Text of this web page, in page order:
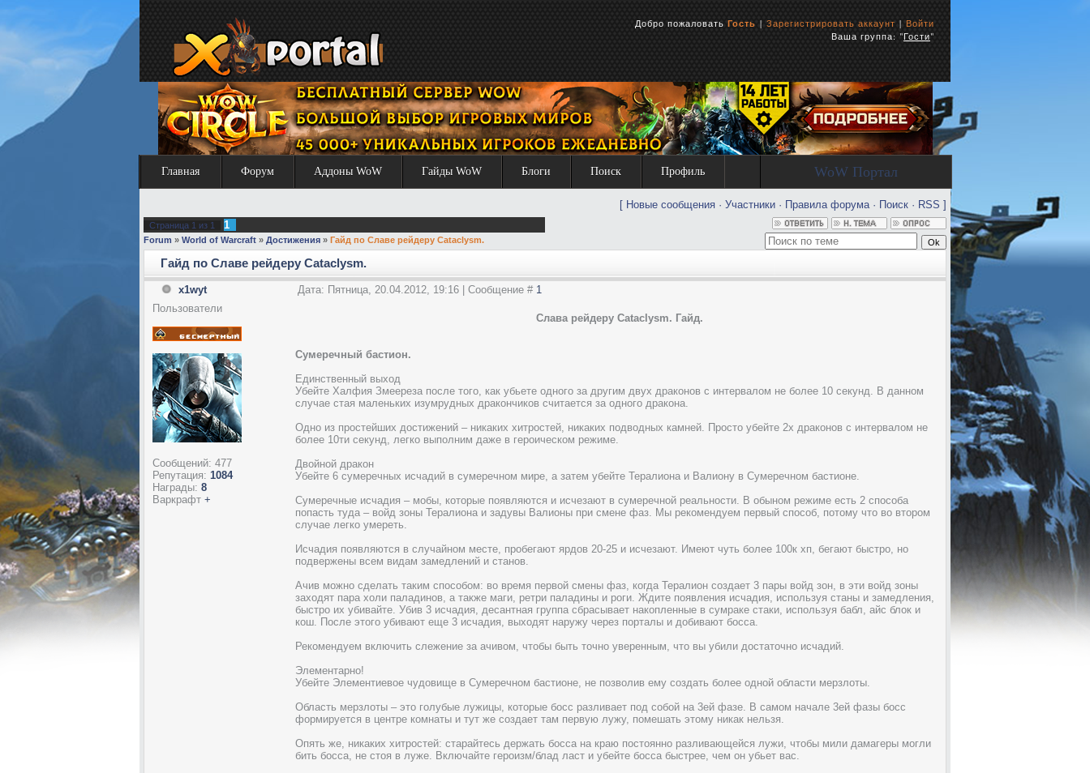
Добро пожаловать Гость | Зарегистрировать аккаунт | Войти
Ваша группа: "Гости"
Главная Форум Аддоны WoW Гайды WoW Блоги Поиск Профиль WoW Портал
[ Новые сообщения · Участники · Правила форума· Поиск · RSS ]
Страница 1 из 1 1
Forum » World of Warcraft » Достижения » Гайд по Славе рейдеру Cataclysm.
Гайд по Славе рейдеру Cataclysm.
x1wyt Дата: Пятница, 20.04.2012, 19:16 | Сообщение # 1
Пользователи
Сообщений: 477
Репутация: 1084
Награды: 8
Варкрафт +
Слава рейдеру Cataclysm. Гайд.
Сумеречный бастион.
Единственный выход
Убейте Халфия Змеереза после того, как убьете одного за другим двух драконов с интервалом не более 10 секунд. В данном
случае стая маленьких изумрудных дракончиков считается за одного дракона.
Одно из простейших достижений – никаких хитростей, никаких подводных камней. Просто убейте 2х драконов с интервалом не
более 10ти секунд, легко выполним даже в героическом режиме.
Двойной дракон
Убейте 6 сумеречных исчадий в сумеречном мире, а затем убейте Тералиона и Валиону в Сумеречном бастионе.
Сумеречные исчадия – мобы, которые появляются и исчезают в сумеречной реальности. В обыном режиме есть 2 способа
попасть туда – войд зоны Тералиона и задувы Валионы при смене фаз. Мы рекомендуем первый способ, потому что во втором
случае легко умереть.
Исчадия появляются в случайном месте, пробегают ярдов 20-25 и исчезают. Имеют чуть более 100к хп, бегают быстро, но
подвержены всем видам замедлений и станов.
Ачив можно сделать таким способом: во время первой смены фаз, когда Тералион создает 3 пары войд зон, в эти войд зоны
заходят пара холи паладинов, а также маги, ретри паладины и роги. Ждите появления исчадия, используя станы и замедления,
быстро их убивайте. Убив 3 исчадия, десантная группа сбрасывает накопленные в сумраке стаки, используя бабл, айс блок и
кош. После этого убивают еще 3 исчадия, выходят наружу через порталы и добивают босса.
Рекомендуем включить слежение за ачивом, чтобы быть точно уверенным, что вы убили достаточно исчадий.
Элементарно!
Убейте Элементиевое чудовище в Сумеречном бастионе, не позволив ему создать более одной области мерзлоты.
Область мерзлоты – это голубые лужицы, которые босс разливает под собой на 3ей фазе. В самом начале 3ей фазы босс
формируется в центре комнаты и тут же создает там первую лужу, помешать этому никак нельзя.
Опять же, никаких хитростей: старайтесь держать босса на краю постоянно разливающейся лужи, чтобы мили дамагеры могли
бить босса, не стоя в луже. Включайте героизм/блад ласт и убейте босса быстрее, чем он убьет вас.